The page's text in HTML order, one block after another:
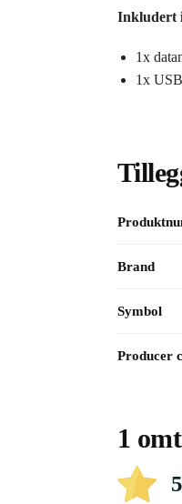
Inkludert
1x
1x
Brand
Symbol
Producer
1